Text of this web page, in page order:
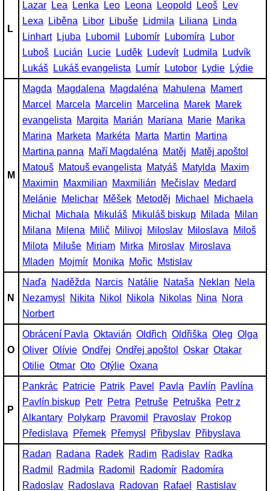
L
Lazar Lea Lenka Leo Leona Leopold Leoš
Lev
Lexa
Liběna Libor Libuše Lidmila Liliana
Linda
Linhart
Ljuba Lubomil Lubomír Lubomíra
Lubor
Luboš
Lucián Lucie Luděk Ludevít Ludmila
Ludvík
Lukáš
Lukáš evangelista Lumír Lutobor Lydie Lýdie
M
Magda Magdalena Magdaléna Mahulena
Mamert
Marcel
Marcela Marcelin Marcelina Marek Marek
evangelista
Margita Marián Mariana Marie Marika
Marina
Marketa Markéta Marta Martin
Martina
Martina panna
Maří Magdaléna Matěj
Matěj apoštol
Matouš Matouš evangelista Matyáš Matylda
Maxim
Maximin
Maxmilian Maxmilián Mečislav Medard
Melánie Melichar Měšek Metoděj Michael
Michaela
Michal
Michala Mikuláš Mikuláš biskup Milada
Milan
Milana
Milena Milič Milivoj Miloslav Miloslava
Miloš
Milota
Miluše Miriam Mirka Miroslav Miroslava
Mladen
Mojmír Monika Mořic Mstislav
N
Naďa Naděžda Narcis Natálie Nataša Neklan
Nela
Nezamysl
Nikita Nikol Nikola Nikolas Nina
Nora
Norbert
O
Obrácení Pavla Oktavián Oldřich Oldřiška Oleg Olga
Oliver Olívie Ondřej Ondřej apoštol Oskar Otakar
Otilie Otmar Oto Otýlie Oxana
P
Pankrác Patricie Patrik Pavel Pavla Pavlín
Pavlína
Pavlín biskup Petr Petra Petruše Petruška
Petr z
Alkantary Polykarp Pravomil Pravoslav Prokop
Předislava
Přemek Přemysl Přibyslav Přibyslava
Radan Radana Radek Radim Radislav Radka
Radmil
Radmila Radomil Radomír Radomíra
Radoslav Radoslava Radovan Rafael
Rastislav